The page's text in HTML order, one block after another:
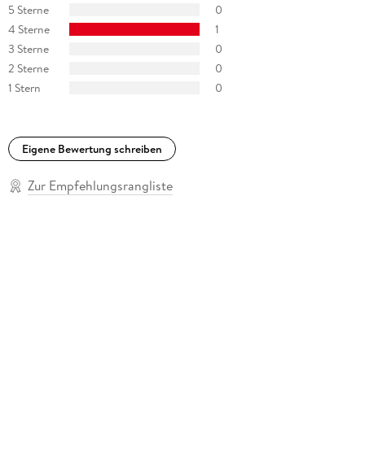
5 Sterne
0
4 Sterne
1
3 Sterne
0
2 Sterne
0
1 Stern
0
Eigene Bewertung schreiben
Zur Empfehlungsrangliste